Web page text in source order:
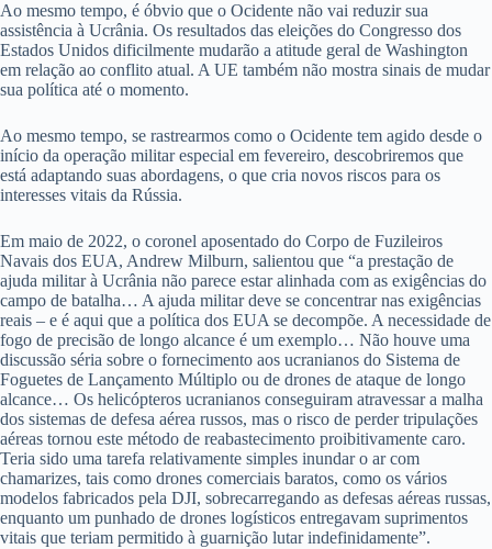
Ao mesmo tempo, é óbvio que o Ocidente não vai reduzir sua
assistência à Ucrânia. Os resultados das eleições do Congresso dos
Estados Unidos dificilmente mudarão a atitude geral de Washington
em relação ao conflito atual. A UE também não mostra sinais de mudar
sua política até o momento.
Ao mesmo tempo, se rastrearmos como o Ocidente tem agido desde o
início da operação militar especial em fevereiro, descobriremos que
está adaptando suas abordagens, o que cria novos riscos para os
interesses vitais da Rússia.
Em maio de 2022, o coronel aposentado do Corpo de Fuzileiros
Navais dos EUA, Andrew Milburn, salientou que “a prestação de
ajuda militar à Ucrânia não parece estar alinhada com as exigências do
campo de batalha… A ajuda militar deve se concentrar nas exigências
reais – e é aqui que a política dos EUA se decompõe. A necessidade de
fogo de precisão de longo alcance é um exemplo… Não houve uma
discussão séria sobre o fornecimento aos ucranianos do Sistema de
Foguetes de Lançamento Múltiplo ou de drones de ataque de longo
alcance… Os helicópteros ucranianos conseguiram atravessar a malha
dos sistemas de defesa aérea russos, mas o risco de perder tripulações
aéreas tornou este método de reabastecimento proibitivamente caro.
Teria sido uma tarefa relativamente simples inundar o ar com
chamarizes, tais como drones comerciais baratos, como os vários
modelos fabricados pela DJI, sobrecarregando as defesas aéreas russas,
enquanto um punhado de drones logísticos entregavam suprimentos
vitais que teriam permitido à guarnição lutar indefinidamente”.